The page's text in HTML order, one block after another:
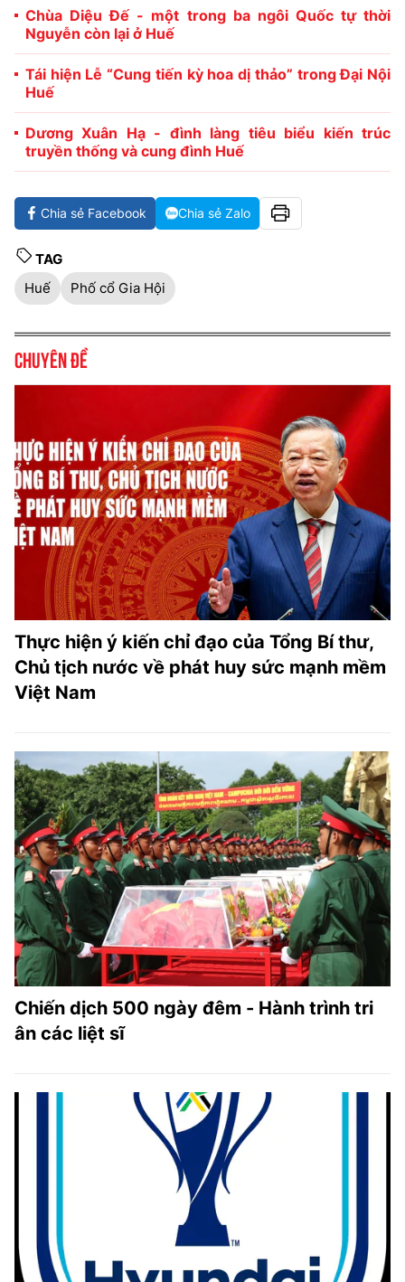
Chùa Diệu Đế - một trong ba ngôi Quốc tự thời
Nguyễn còn lại ở Huế
Tái hiện Lễ “Cung tiến kỳ hoa dị thảo” trong Đại Nội
Huế
Dương Xuân Hạ - đình làng tiêu biểu kiến trúc
truyền thống và cung đình Huế
Chia sẻ Facebook Chia sẻ Zalo
TAG
Huế
Phố cổ Gia Hội
Chuyên đề
Thực hiện ý kiến chỉ đạo của Tổng Bí thư,
Chủ tịch nước về phát huy sức mạnh mềm
Việt Nam
Chiến dịch 500 ngày đêm - Hành trình tri
ân các liệt sĩ